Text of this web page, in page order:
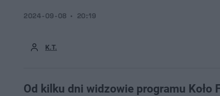
K.T.
2024-09-08 20:19
Od kilku dni widzowie programu Koło